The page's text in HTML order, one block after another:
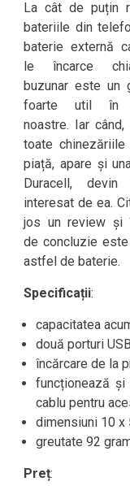
La cât de puțin
bateriile din
baterie externă
le încarce
buzunar este un
foarte util în
noastre. Iar când,
toate
piață, apare și
Duracell, devin
interesat de ea.
jos un review și
de concluzie
astfel de baterie.
Specificații:
capacitatea
două porturi
încărcare de la
funcționează
cablu pentru
dimensiuni 10 x
greutate 92
Preț: